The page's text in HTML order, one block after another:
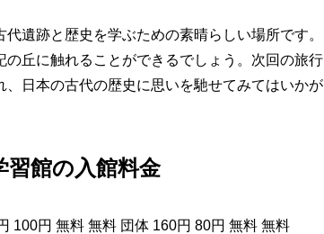
遺跡と歴史を学ぶための素晴らしい場所です。
丘に触れることができるでしょう。次回の旅行
日本の古代の歴史に思いを馳せてみてはいかが
習館の入館料金
100円 無料 無料 団体 160円 80円 無料 無料